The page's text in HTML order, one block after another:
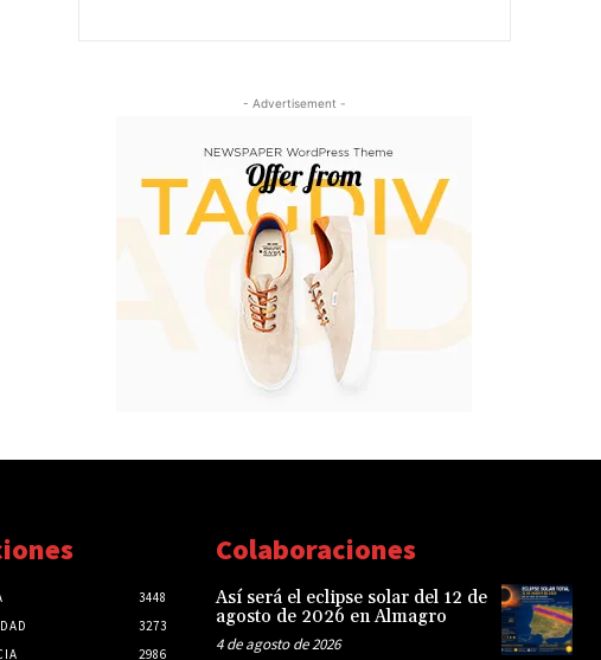
- Advertisement -
3448
3273
2986
Colaboraciones
Así será el eclipse solar del 12 de
agosto de 2026 en Almagro
4 de agosto de 2026